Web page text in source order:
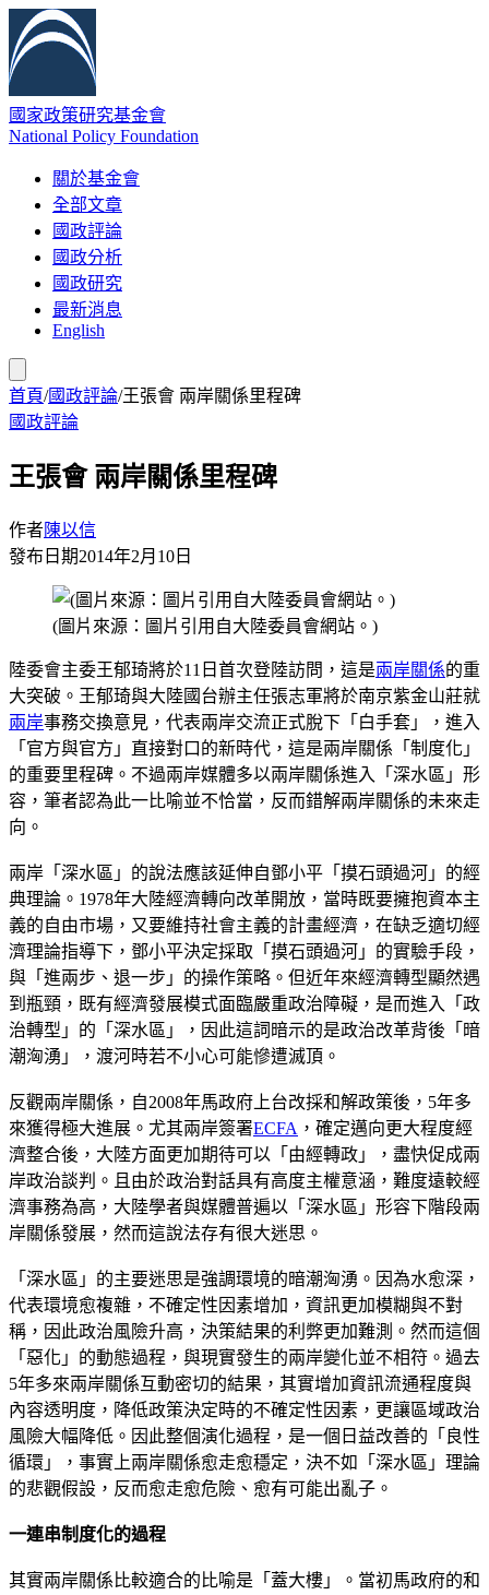
國家政策研究基金會
National Policy Foundation
關於基金會
全部文章
國政評論
國政分析
國政研究
最新消息
English
首頁/國政評論/王張會 兩岸關係里程碑
國政評論
王張會 兩岸關係里程碑
作者陳以信
發布日期2014年2月10日
(圖片來源：圖片引用自大陸委員會網站。)
陸委會主委王郁琦將於11日首次登陸訪問，這是兩岸關係的重
大突破。王郁琦與大陸國台辦主任張志軍將於南京紫金山莊就
兩岸事務交換意見，代表兩岸交流正式脫下「白手套」，進入
「官方與官方」直接對口的新時代，這是兩岸關係「制度化」
的重要里程碑。不過兩岸媒體多以兩岸關係進入「深水區」形
容，筆者認為此一比喻並不恰當，反而錯解兩岸關係的未來走
向。
兩岸「深水區」的說法應該延伸自鄧小平「摸石頭過河」的經
典理論。1978年大陸經濟轉向改革開放，當時既要擁抱資本主
義的自由市場，又要維持社會主義的計畫經濟，在缺乏適切經
濟理論指導下，鄧小平決定採取「摸石頭過河」的實驗手段，
與「進兩步、退一步」的操作策略。但近年來經濟轉型顯然遇
到瓶頸，既有經濟發展模式面臨嚴重政治障礙，是而進入「政
治轉型」的「深水區」，因此這詞暗示的是政治改革背後「暗
潮洶湧」，渡河時若不小心可能慘遭滅頂。
反觀兩岸關係，自2008年馬政府上台改採和解政策後，5年多
來獲得極大進展。尤其兩岸簽署ECFA ，確定邁向更大程度經
濟整合後，大陸方面更加期待可以「由經轉政」，盡快促成兩
岸政治談判。且由於政治對話具有高度主權意涵，難度遠較經
濟事務為高，大陸學者與媒體普遍以「深水區」形容下階段兩
岸關係發展，然而這說法存有很大迷思。
「深水區」的主要迷思是強調環境的暗潮洶湧。因為水愈深，
代表環境愈複雜，不確定性因素增加，資訊更加模糊與不對
稱，因此政治風險升高，決策結果的利弊更加難測。然而這個
「惡化」的動態過程，與現實發生的兩岸變化並不相符。過去
5年多來兩岸關係互動密切的結果，其實增加資訊流通程度與
內容透明度，降低政策決定時的不確定性因素，更讓區域政治
風險大幅降低。因此整個演化過程，是一個日益改善的「良性
循環」，事實上兩岸關係愈走愈穩定，決不如「深水區」理論
的悲觀假設，反而愈走愈危險、愈有可能出亂子。
一連串制度化的過程
其實兩岸關係比較適合的比喻是「蓋大樓」。當初馬政府的和